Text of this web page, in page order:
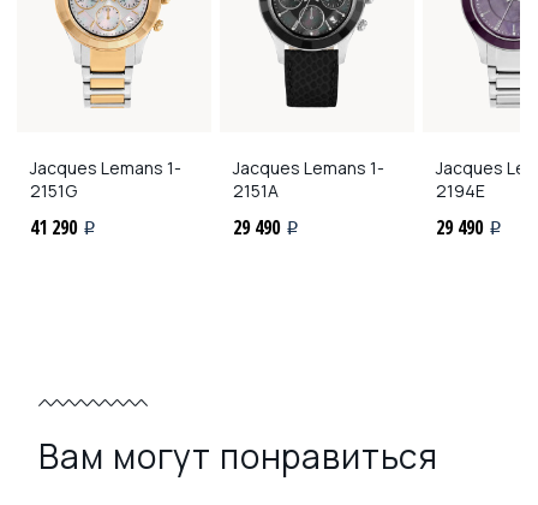
Jacques Lemans 1-
2151G
41 290 i
Jacques Lemans 1-
2151A
29 490 i
Jacques
2194E
29 490 i
Вам могут понравиться